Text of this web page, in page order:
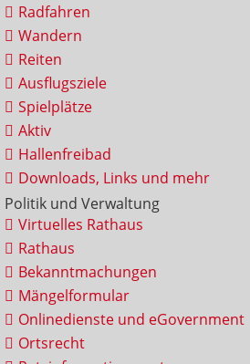
Radfahren
Wandern
Reiten
Ausflugsziele
Spielplätze
Aktiv
Hallenfreibad
Downloads, Links und mehr
Politik und Verwaltung
Virtuelles Rathaus
Rathaus
Bekanntmachungen
Mängelformular
Onlinedienste und eGovernment
Ortsrecht